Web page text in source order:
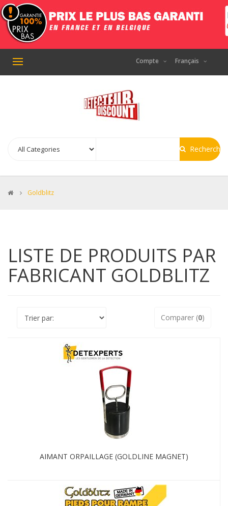
Basculer
la
Compte Français
Recherche
> Goldblitz
LISTE DE PRODUITS PAR
FABRICANT GOLDBLITZ
Comparer (0)
AIMANT ORPAILLAGE (GOLDLINE MAGNET)